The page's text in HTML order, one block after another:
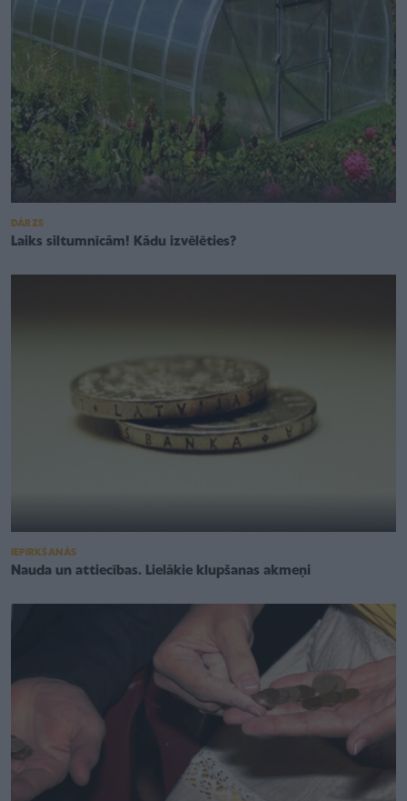
DĀRZS
Laiks siltumnīcām! Kādu izvēlēties?
IEPIRKŠANĀS
Nauda un attiecības. Lielākie klupšanas akmeņi